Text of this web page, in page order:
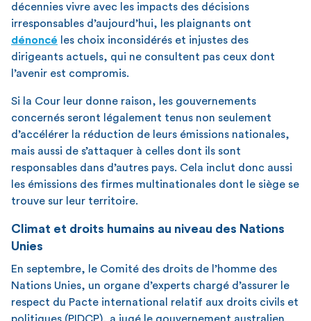
décennies vivre avec les impacts des décisions
irresponsables d’aujourd’hui, les plaignants ont
dénoncé les choix inconsidérés et injustes des
dirigeants actuels, qui ne consultent pas ceux dont
l’avenir est compromis.
Si la Cour leur donne raison, les gouvernements
concernés seront légalement tenus non seulement
d’accélérer la réduction de leurs émissions nationales,
mais aussi de s’attaquer à celles dont ils sont
responsables dans d’autres pays. Cela inclut donc aussi
les émissions des firmes multinationales dont le siège se
trouve sur leur territoire.
Climat et droits humains au niveau des Nations
Unies
En septembre, le Comité des droits de l’homme des
Nations Unies, un organe d’experts chargé d’assurer le
respect du Pacte international relatif aux droits civils et
politiques (PIDCP), a jugé le gouvernement australien